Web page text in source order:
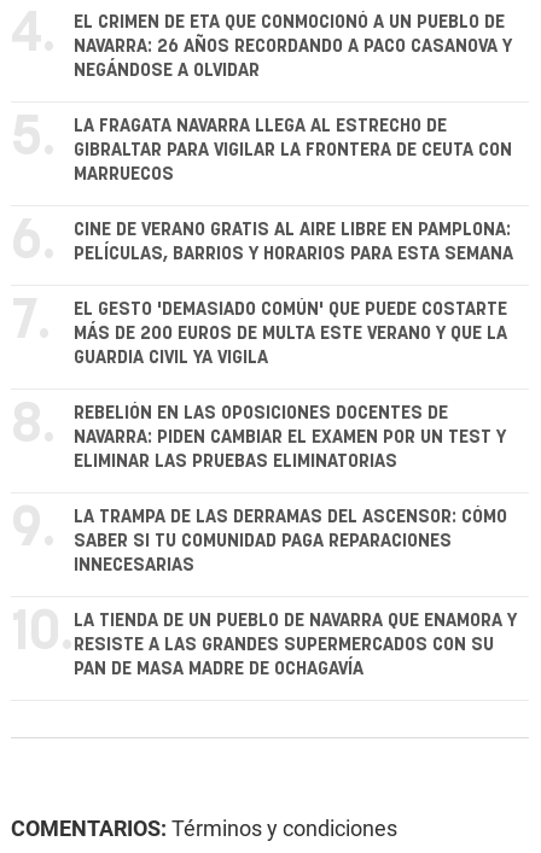
4.
EL CRIMEN DE ETA QUE CONMOCIONÓ A UN PUEBLO DE
NAVARRA: 26 AÑOS RECORDANDO A PACO CASANOVA Y
NEGÁNDOSE A OLVIDAR
5.
LA FRAGATA NAVARRA LLEGA AL ESTRECHO DE
GIBRALTAR PARA VIGILAR LA FRONTERA DE CEUTA CON
MARRUECOS
6.
CINE DE VERANO GRATIS AL AIRE LIBRE EN PAMPLONA:
PELÍCULAS, BARRIOS Y HORARIOS PARA ESTA SEMANA
7.
EL GESTO 'DEMASIADO COMÚN' QUE PUEDE COSTARTE
MÁS DE 200 EUROS DE MULTA ESTE VERANO Y QUE LA
GUARDIA CIVIL YA VIGILA
8.
REBELIÓN EN LAS OPOSICIONES DOCENTES DE
NAVARRA: PIDEN CAMBIAR EL EXAMEN POR UN TEST Y
ELIMINAR LAS PRUEBAS ELIMINATORIAS
9.
LA TRAMPA DE LAS DERRAMAS DEL ASCENSOR: CÓMO
SABER SI TU COMUNIDAD PAGA REPARACIONES
INNECESARIAS
10. LA TIENDA DE UN PUEBLO DE NAVARRA QUE ENAMORA Y
RESISTE A LAS GRANDES SUPERMERCADOS CON SU
PAN DE MASA MADRE DE OCHAGAVÍA
COMENTARIOS: Términos y condiciones